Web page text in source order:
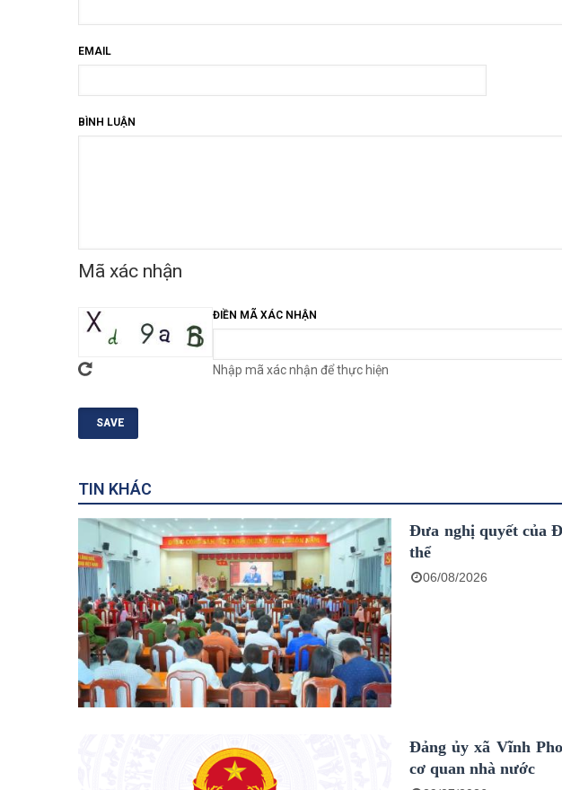
EMAIL
BÌNH LUẬN
Mã xác nhận
ĐIỀN MÃ XÁC NHẬN
Nhập mã xác nhận để thực hiện
TIN KHÁC
Đưa nghị quyết của
thể
06/08/2026
Đảng ủy xã Vĩnh
cơ quan nhà nước